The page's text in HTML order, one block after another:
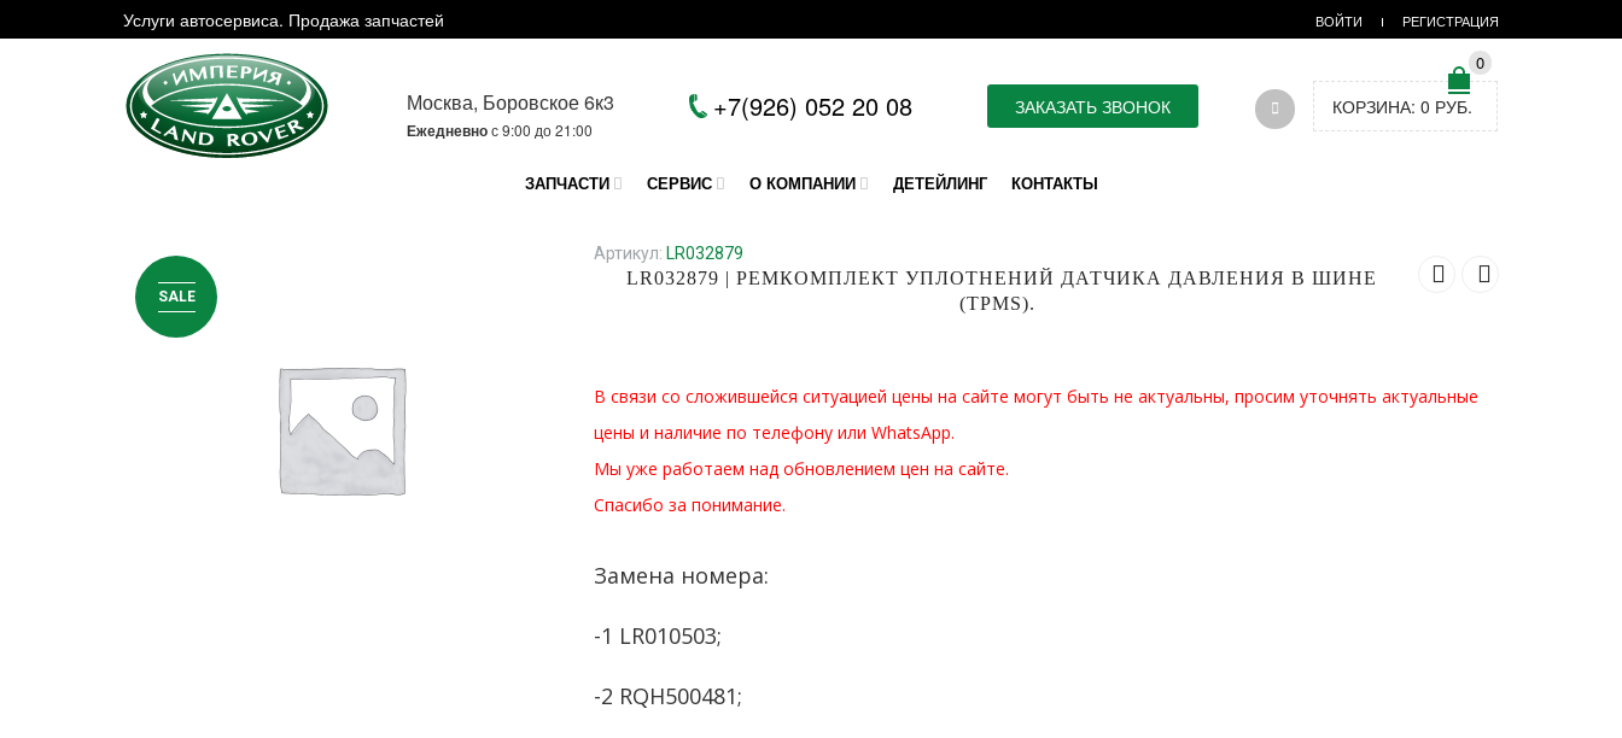
Услуги автосервиса. Продажа запчастей ВОЙТИ РЕГИСТРАЦИЯ
Москва, Боровское 6к3
Ежедневнос 9:00 до 21:00
+7(926) 052 20 08 ЗАКАЗАТЬ ЗВОНОК
0
КОРЗИНА: 0 РУБ.
ЗАПЧАСТИ СЕРВИС О КОМПАНИИ ДЕТЕЙЛИНГ КОНТАКТЫ
SALE
LR032879 | РЕМКОМПЛЕКТ УПЛОТНЕНИЙ ДАТЧИКА ДАВЛЕНИЯ В ШИНЕ
(TPMS).
В связи со сложившейся ситуацией цены на сайте могут быть не актуальны, просим уточнять актуальные
цены и наличие по телефону или WhatsApp.
Мы уже работаем над обновлением цен на сайте.
Спасибо за понимание.
Замена номера:
-1 LR010503;
-2 RQH500481;
Артикул: LR032879